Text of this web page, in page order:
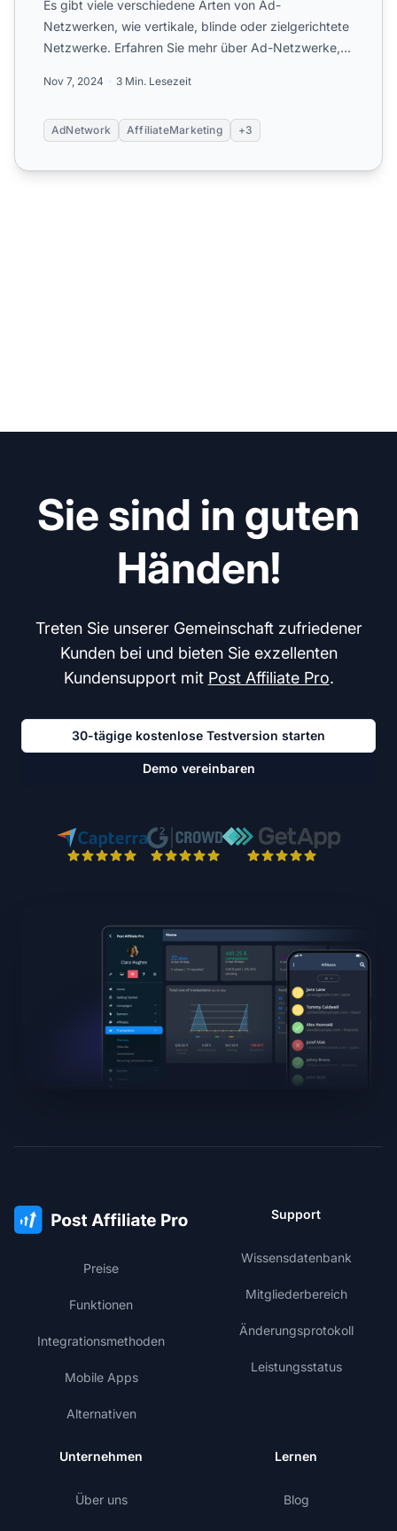
Es gibt viele verschiedene Arten von Ad-
Netzwerken, wie vertikale, blinde oder zielgerichtete
Netzwerke. Erfahren Sie mehr über Ad-Netzwerke,
Nov 7, 2024 3 Min. Lesezeit
AdNetwork AffiliateMarketing +3
Sie sind in guten
Händen!
Treten Sie unserer Gemeinschaft zufriedener
Kunden bei und bieten Sie exzellenten
Kundensupport mit Post Affiliate Pro.
30-tägige kostenlose Testversion starten
Demo vereinbaren
Preise
Funktionen
Integrationsmethoden
Mobile Apps
Alternativen
Support
Wissensdatenbank
Mitgliederbereich
Änderungsprotokoll
Leistungsstatus
Unternehmen
Über uns
Lernen
Blog